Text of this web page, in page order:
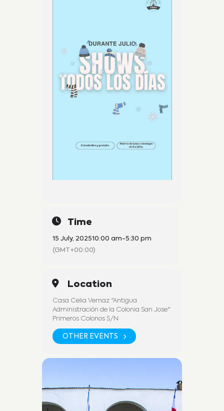
Time
15 July, 202510:00 am-5:30 pm
(GMT+00:00)
Location
Casa Celia Vernaz "Antigua
Administración de la Colonia San Jose"
Primeros Colonos S/N
OTHER EVENTS